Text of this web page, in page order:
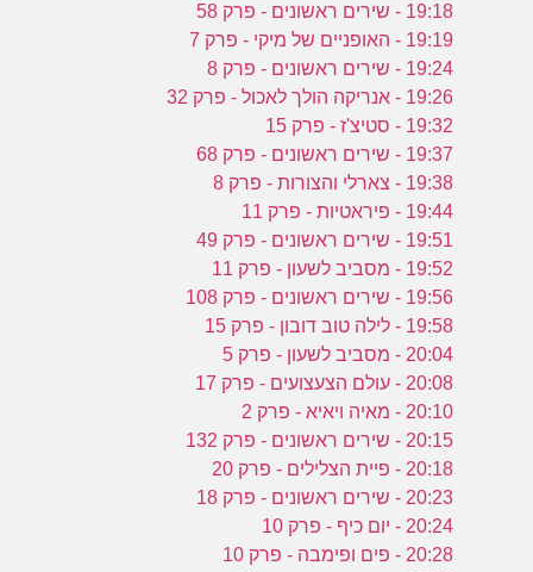
19:18 - שירים ראשונים - פרק 58
19:19 - האופניים של מיקי - פרק 7
19:24 - שירים ראשונים - פרק 8
19:26 - אנריקה הולך לאכול - פרק 32
19:32 - סטיצ'ז - פרק 15
19:37 - שירים ראשונים - פרק 68
19:38 - צארלי והצורות - פרק 8
19:44 - פיראטיות - פרק 11
19:51 - שירים ראשונים - פרק 49
19:52 - מסביב לשעון - פרק 11
19:56 - שירים ראשונים - פרק 108
19:58 - לילה טוב דובון - פרק 15
20:04 - מסביב לשעון - פרק 5
20:08 - עולם הצעצועים - פרק 17
20:10 - מאיה ויאיא - פרק 2
20:15 - שירים ראשונים - פרק 132
20:18 - פיית הצלילים - פרק 20
20:23 - שירים ראשונים - פרק 18
20:24 - יום כיף - פרק 10
20:28 - פים ופימבה - פרק 10